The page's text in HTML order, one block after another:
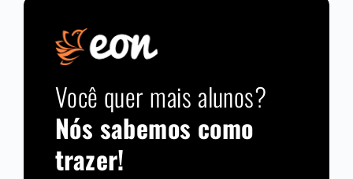
Você quer mais alunos?
Nós sabemos como
trazer!